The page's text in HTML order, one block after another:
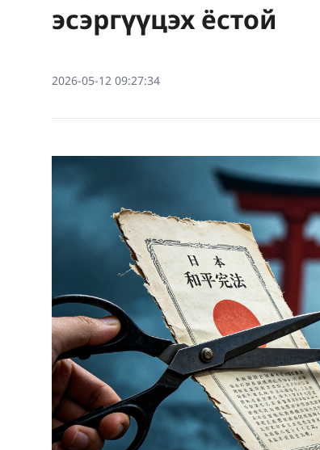
эсэргүүцэх ёстой
2026-05-12 09:27:34